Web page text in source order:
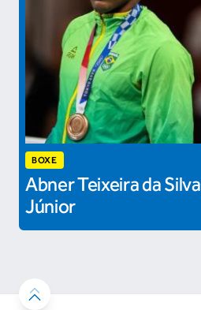
BOXE
Abner Teixeira da Silva
Júnior